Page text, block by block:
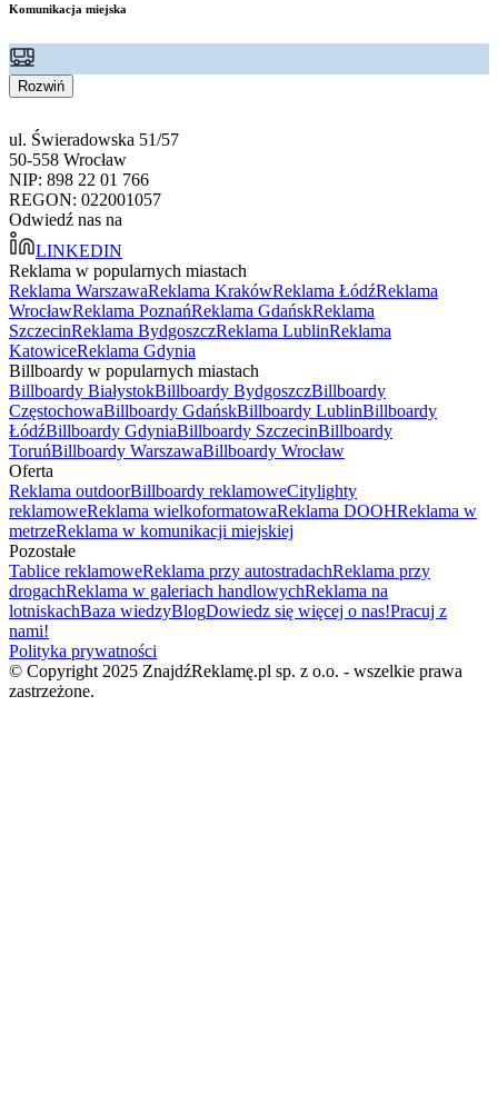
Komunikacja miejska
Rozwiń
ul. Świeradowska 51/57
50-558 Wrocław
NIP: 898 22 01 766
REGON: 022001057
Odwiedź nas na
LINKEDIN
Reklama w popularnych miastach
Reklama WarszawaReklama KrakówReklama ŁódźReklama
WrocławReklama PoznańReklama GdańskReklama
SzczecinReklama BydgoszczReklama LublinReklama
KatowiceReklama Gdynia
Billboardy w popularnych miastach
Billboardy BiałystokBillboardy BydgoszczBillboardy
CzęstochowaBillboardy GdańskBillboardy LublinBillboardy
ŁódźBillboardy GdyniaBillboardy SzczecinBillboardy
ToruńBillboardy WarszawaBillboardy Wrocław
Oferta
Reklama outdoorBillboardy reklamoweCitylighty
reklamoweReklama wielkoformatowaReklama DOOHReklama w
metrzeReklama w komunikacji miejskiej
Pozostałe
Tablice reklamoweReklama przy autostradachReklama przy
drogachReklama w galeriach handlowychReklama na
lotniskachBaza wiedzyBlogDowiedz się więcej o nas!Pracuj z
nami!
Polityka prywatności
© Copyright 2025 ZnajdźReklamę.pl sp. z o.o. - wszelkie prawa
zastrzeżone.